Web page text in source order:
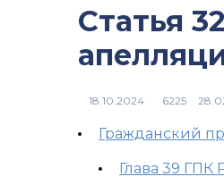
Статья
6225
Гражданский
Глава 39